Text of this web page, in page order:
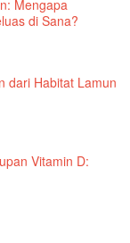
Mengapa
di Sana?
dari Habitat Lamun
Vitamin D: